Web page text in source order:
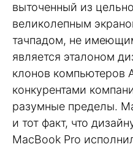
выточенный из
великолепным
тачпадом, не
является эталоном
клонов компьютеров
конкурентами
разумные пределы.
и тот факт, что
MacBook Pro